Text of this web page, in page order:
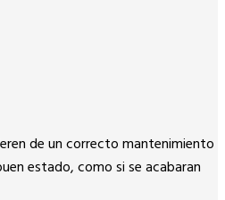
de un correcto mantenimiento
estado, como si se acabaran